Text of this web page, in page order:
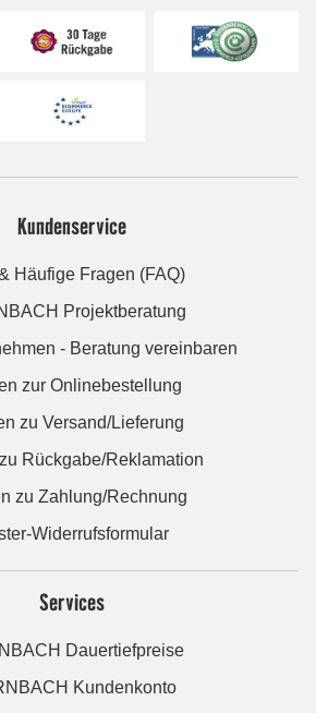
Kundenservice
Häufige Fragen (FAQ)
Projektberatung
- Beratung vereinbaren
zur Onlinebestellung
zu Versand/Lieferung
Rückgabe/Reklamation
zu Zahlung/Rechnung
Widerrufsformular
Services
Dauertiefpreise
Kundenkonto